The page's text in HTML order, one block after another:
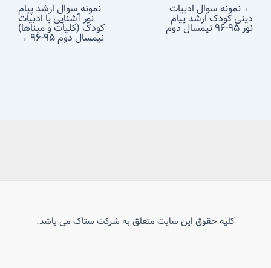
← نمونه سوال ادبیات
دینی کودک ارشد پیام
نور ۹۵-۹۶ نیمسال دوم
نمونه سوال ارشد پیام
نور آشنایی با ادبیات
کودک (کلیات و مبناها)
نیمسال دوم ۹۵-۹۶ →
کلیه حقوق این سایت متعلق به شرکت ستاک می باشد.